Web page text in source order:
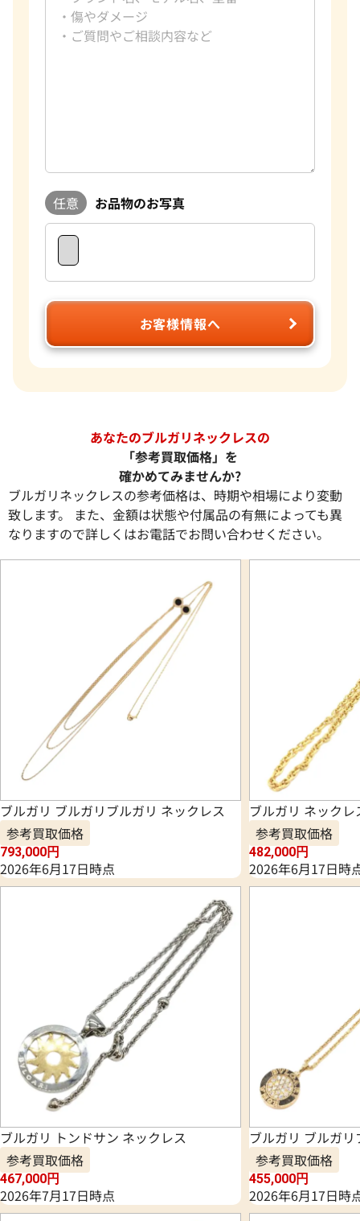
任意 お品物のお写真
お客様情報へ
あなたのブルガリネックレスの
「参考買取価格」を
確かめてみませんか?
ブルガリネックレスの参考価格は、時期や相場により変動
致します。 また、金額は状態や付属品の有無によっても異
なりますので詳しくはお電話でお問い合わせください。
ブルガリ ブルガリブルガリ ネックレス
参考買取価格
793,000円
2026年6月17日時点
ブルガリ ネックレ
参考買取価格
482,000円
2026年6月17日時
ブルガリ トンドサン ネックレス
参考買取価格
467,000円
2026年7月17日時点
ブルガリ ブルガ
参考買取価格
455,000円
2026年6月17日時